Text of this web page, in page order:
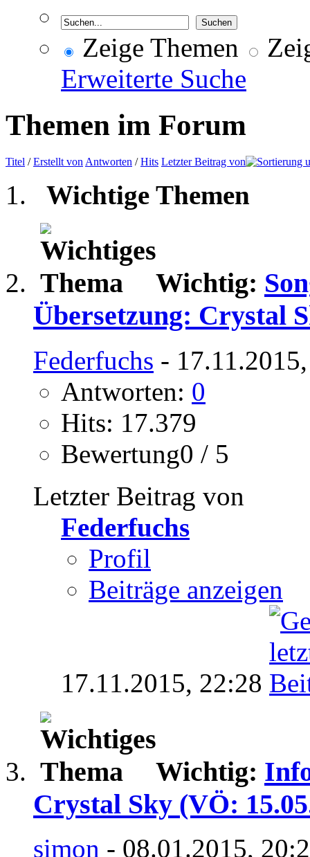
Zeige Themen
Erweiterte Suche
Themen im Forum
Titel /Erstellt von Antworten /Hits Letzter Beitrag von
Wichtige Themen
Wichtig:
Übersetzung: Crystal
Federfuchs -
Antworten: 0
Hits: 17.379
Bewertung0 / 5
Letzter Beitrag von
Federfuchs
Profil
Beiträge anzeigen
17.11.2015, 22:28
Wichtig:
Crystal Sky (VÖ:
simon - 08.01.2015,